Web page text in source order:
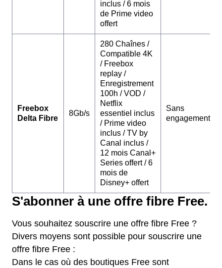
inclus / 6 mois
de Prime video
offert
Freebox
Delta Fibre
8Gb/s
280 Chaînes /
Compatible 4K
/ Freebox
replay /
Enregistrement
100h / VOD /
Netflix
essentiel inclus
/ Prime video
inclus / TV by
Canal inclus /
12 mois Canal+
Series offert / 6
mois de
Disney+ offert
Sans
engagement
S'abonner à une offre fibre Free.
Vous souhaitez souscrire une offre fibre Free ?
Divers moyens sont possible pour souscrire une
offre fibre Free :
Dans le cas où des boutiques Free sont